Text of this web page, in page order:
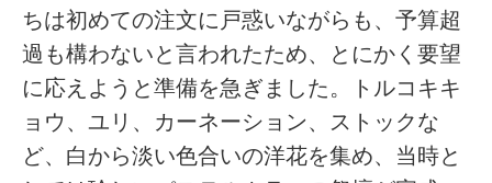
ちは初めての注文に戸惑いながらも、予算超
過も構わないと言われたため、とにかく要望
に応えようと準備を急ぎました。トルコキキ
ョウ、ユリ、カーネーション、ストックな
ど、白から淡い色合いの洋花を集め、当時と